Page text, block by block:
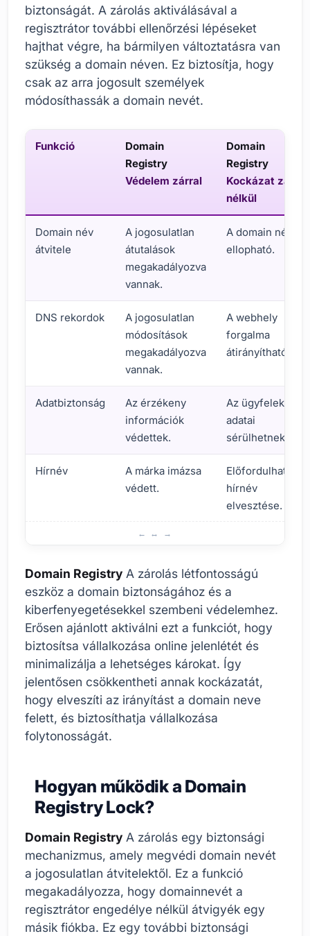
biztonságát. A zárolás aktiválásával a
regisztrátor további ellenőrzési lépéseket
hajthat végre, ha bármilyen változtatásra van
szükség a domain néven. Ez biztosítja, hogy
csak az arra jogosult személyek
módosíthassák a domain nevét.
Funkció
Domain
Registry
Védelem zárral
Domain
Registry
Kockázat zár
nélkül
Domain név
átvitele
A jogosulatlan
átutalások
megakadályozva
vannak.
A domain név
ellopható.
DNS rekordok
A jogosulatlan
módosítások
megakadályozva
vannak.
A webhely
forgalma
átirányítható.
Adatbiztonság
Az érzékeny
információk
védettek.
Az ügyfelek
adatai
sérülhetnek.
Hírnév
A márka imázsa
védett.
Előfordulhat a
hírnév
elvesztése.
Domain Registry A zárolás létfontosságú
eszköz a domain biztonságához és a
kiberfenyegetésekkel szembeni védelemhez.
Erősen ajánlott aktiválni ezt a funkciót, hogy
biztosítsa vállalkozása online jelenlétét és
minimalizálja a lehetséges károkat. Így
jelentősen csökkentheti annak kockázatát,
hogy elveszíti az irányítást a domain neve
felett, és biztosíthatja vállalkozása
folytonosságát.
Hogyan működik a Domain
Registry Lock?
Domain Registry A zárolás egy biztonsági
mechanizmus, amely megvédi domain nevét
a jogosulatlan átvitelektől. Ez a funkció
megakadályozza, hogy domainnevét a
regisztrátor engedélye nélkül átvigyék egy
másik fiókba. Ez egy további biztonsági